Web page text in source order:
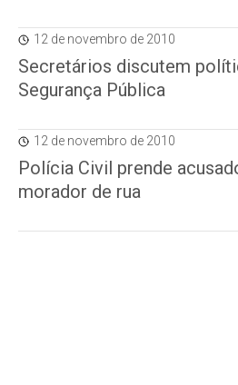
12 de novembro de 2010
Secretários discutem
Segurança Pública
12 de novembro de 2010
Polícia Civil prende
morador de rua